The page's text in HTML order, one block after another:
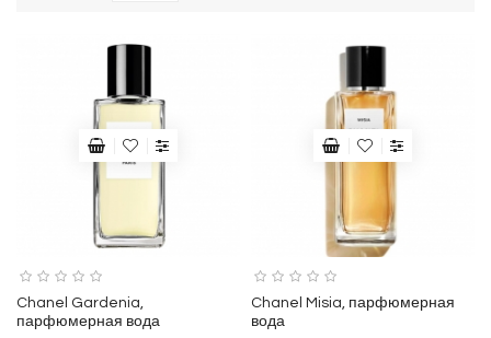
Chanel Gardenia,
парфюмерная вода
Chanel Misia, парфюмерная
вода